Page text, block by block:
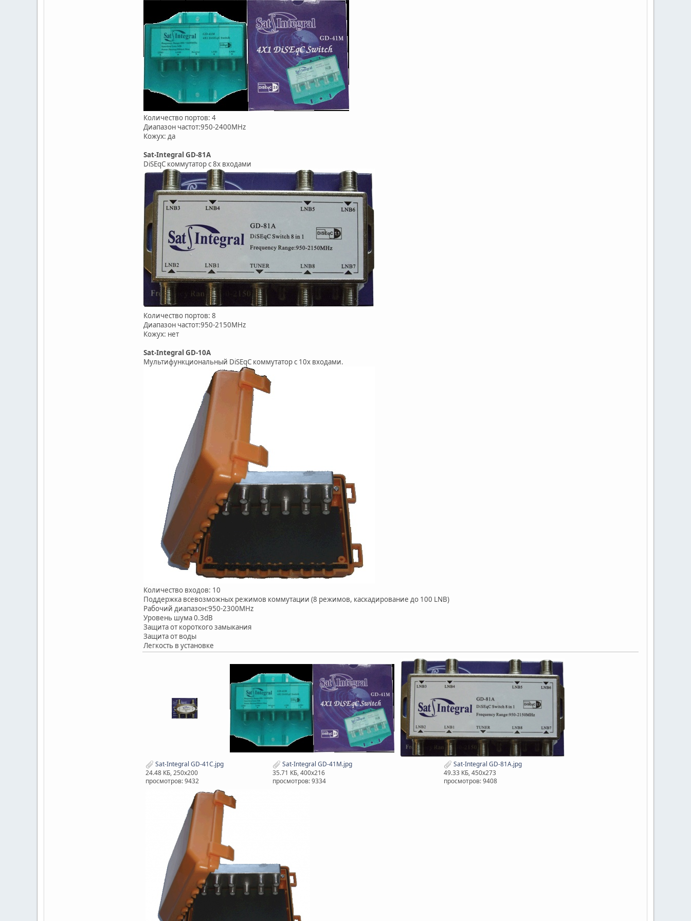
Количество портов: 4
Диапазон частот:950-2400MHz
Кожух: да
Sat-Integral GD-81A
DiSEqC коммутатор с 8х входами
Количество портов: 8
Диапазон частот:950-2150MHz
Кожух: нет
Sat-Integral GD-10A
Мультифункциональный DiSEqC коммутатор с 10х входами.
Количество входов: 10
Поддержка всевозможных режимов коммутации (8 режимов, каскадирование до 100 LNB)
Рабочий диапазон:950-2300MHz
Уровень шума 0.3dB
Защита от короткого замыкания
Защита от воды
Легкость в установке
Sat-Integral GD-41C.jpg
24.48 КБ, 250x200
просмотров: 9432
Sat-Integral GD-41M.jpg
35.71 КБ, 400x216
просмотров: 9334
Sat-Integral GD-81A.jpg
49.33 КБ, 450x273
просмотров: 9408